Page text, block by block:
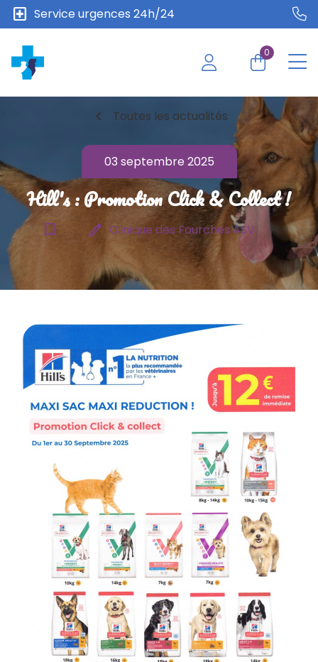
local_hospital Service urgences 24h/24
0
chevron_left Toutes les actualités
03 septembre 2025
Hill's : Promotion Click & Collect !
bookmark_border edit Clinique des Fourches ASV